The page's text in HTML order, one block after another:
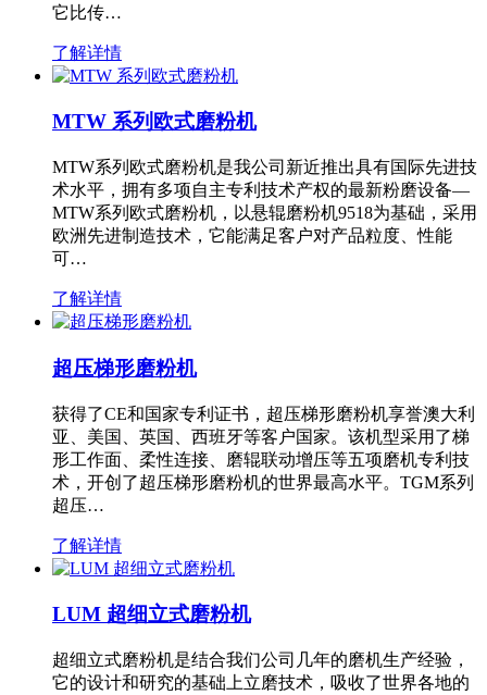
它比传…
了解详情
MTW 系列欧式磨粉机
MTW系列欧式磨粉机是我公司新近推出具有国际先进技
术水平，拥有多项自主专利技术产权的最新粉磨设备—
MTW系列欧式磨粉机，以悬辊磨粉机9518为基础，采用
欧洲先进制造技术，它能满足客户对产品粒度、性能
可…
了解详情
超压梯形磨粉机
获得了CE和国家专利证书，超压梯形磨粉机享誉澳大利
亚、美国、英国、西班牙等客户国家。该机型采用了梯
形工作面、柔性连接、磨辊联动增压等五项磨机专利技
术，开创了超压梯形磨粉机的世界最高水平。TGM系列
超压…
了解详情
LUM 超细立式磨粉机
超细立式磨粉机是结合我们公司几年的磨机生产经验，
它的设计和研究的基础上立磨技术，吸收了世界各地的